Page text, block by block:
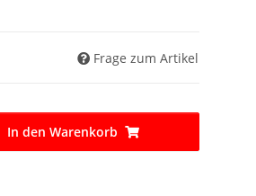
Frage zum Artikel
In den Warenkorb